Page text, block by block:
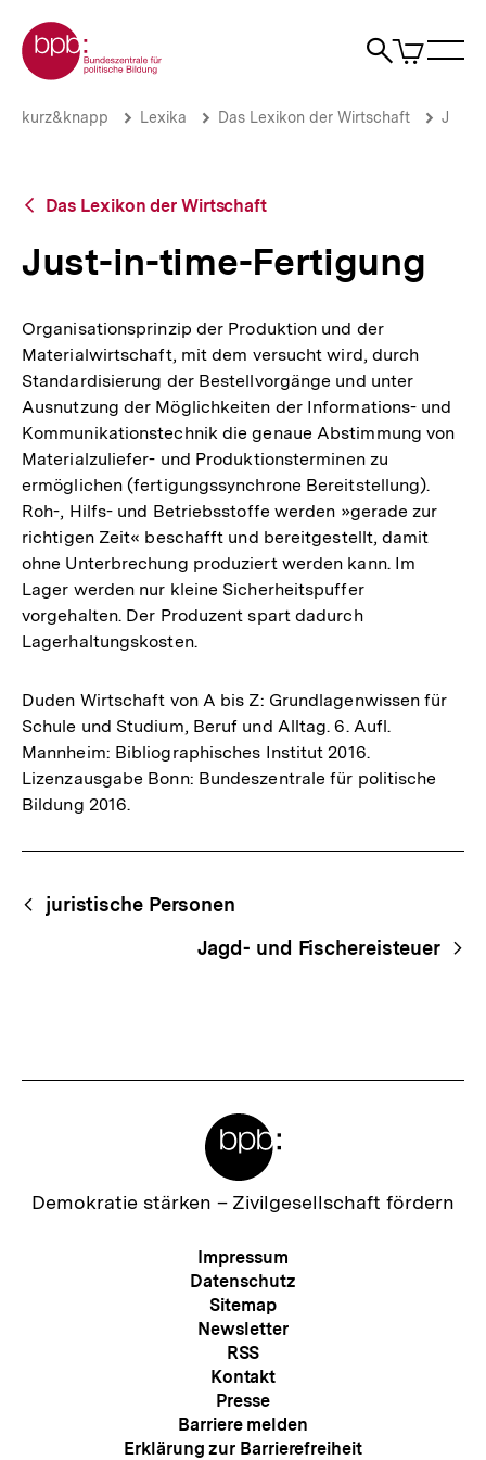
zum
Seiteninhalt
springen
Zur Startseite der bpb
Suche
Artikel
im
Just-
Brotkrümelnavigation
Pfadnavigation
kurz&knapp Lexika Das Lexikon der Wirtschaft J
Zurück
Übersicht
Das Lexikon der Wirtschaft
Just-in-time-Fertigung
Organisationsprinzip der Produktion und der
Materialwirtschaft, mit dem versucht wird, durch
Standardisierung der Bestellvorgänge und unter
Ausnutzung der Möglichkeiten der Informations- und
Kommunikationstechnik die genaue Abstimmung von
Materialzuliefer- und Produktionsterminen zu
ermöglichen (fertigungssynchrone Bereitstellung).
Roh-, Hilfs- und Betriebsstoffe werden »gerade zur
richtigen Zeit« beschafft und bereitgestellt, damit
ohne Unterbrechung produziert werden kann. Im
Lager werden nur kleine Sicherheitspuffer
vorgehalten. Der Produzent spart dadurch
Lagerhaltungskosten.
Duden Wirtschaft von A bis Z: Grundlagenwissen für
Schule und Studium, Beruf und Alltag. 6. Aufl.
Mannheim: Bibliographisches Institut 2016.
Lizenzausgabe Bonn: Bundeszentrale für politische
Bildung 2016.
Begriffsnavigation
Content-
Navigation
juristische Personen
Jagd- und Fischereisteuer
Zur
Demokratie stärken – Zivilgesellschaft fördern
Meta-
Navigation
Impressum
Datenschutz
Sitemap
Newsletter
RSS
Kontakt
Presse
Barriere melden
Erklärung zur Barrierefreiheit